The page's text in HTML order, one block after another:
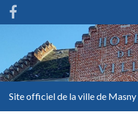
Site officiel de la ville de Masny